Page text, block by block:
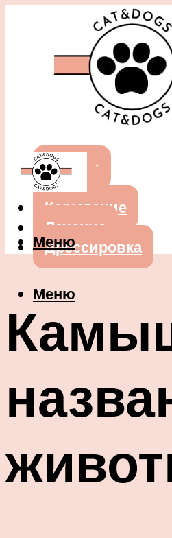
Собаки
Кошки
Кормление
Лечение
Дрессировка
Меню
Меню